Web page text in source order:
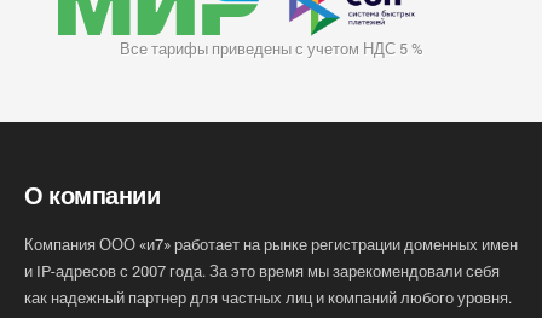
Все тарифы приведены с учетом НДС 5 %
О компании
Компания ООО «и7» работает на рынке регистрации доменных имен
и IP-адресов с 2007 года. За это время мы зарекомендовали себя
как надежный партнер для частных лиц и компаний любого уровня.